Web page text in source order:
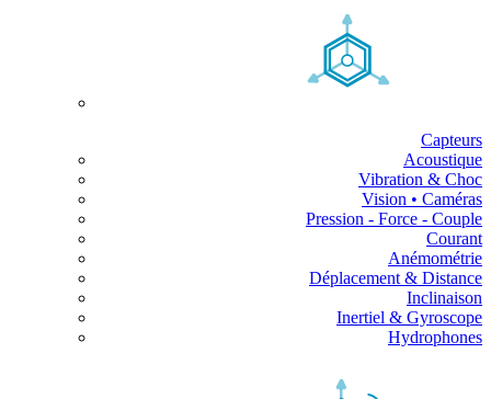
Capteurs
Acoustique
Vibration & Choc
Vision • Caméras
Pression - Force - Couple
Courant
Anémométrie
Déplacement & Distance
Inclinaison
Inertiel & Gyroscope
Hydrophones